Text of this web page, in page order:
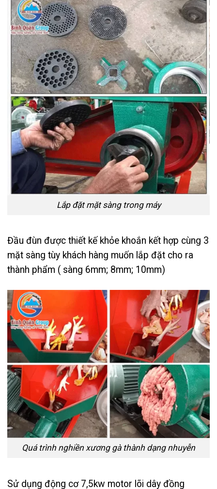
Lắp đặt mặt sàng trong máy
Đầu đùn được thiết kế khỏe khoắn kết hợp cùng 3
mặt sàng tùy khách hàng muốn lắp đặt cho ra
thành phẩm ( sàng 6mm; 8mm; 10mm)
Quá trình nghiền xương gà thành dạng nhuyễn
Sử dụng động cơ 7,5kw motor lõi dây đồng